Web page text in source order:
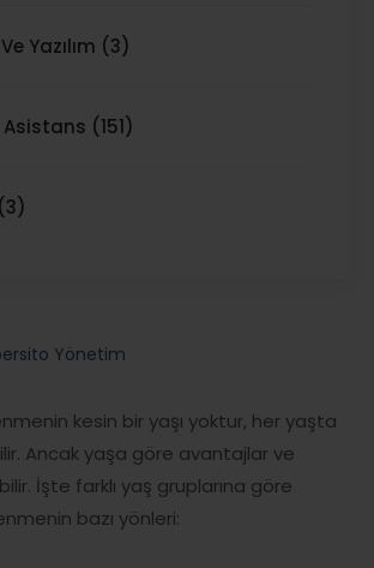
Yazılım (3)
Asistans (151)
Yönetim
kesin bir yaşı yoktur, her yaşta
Ancak yaşa göre avantajlar ve
İşte farklı yaş gruplarına göre
bazı yönleri: